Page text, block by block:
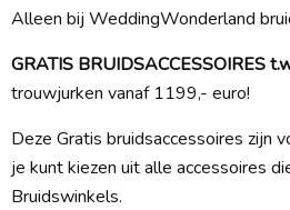
Alleen bij WeddingWonderland
GRATIS BRUIDSACCESSOIRES
trouwjurken vanaf 1199,- euro!
Deze Gratis bruidsaccessoires zijn
je kunt kiezen uit alle accessoires
Bruidswinkels.